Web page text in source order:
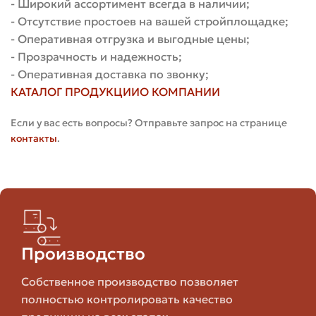
Для поставщика это — гарантия постоянной загрузки
производства, для покупателя — стабильность
поставок и льготные условия.
Основные разделы договора и что в
них писать
Ниже — список ключевых разделов, которые я
формулировки, адаптированный под реальные нужды.
Предмет договора
Здесь указывают точные наименования, марки,
измерения. Чем точнее — тем лучше.
- Широкий ассортимент всегда в наличии;
- Отсутствие простоев на вашей стройплощадке;
- Оперативная отгрузка и выгодные цены;
- Прозрачность и надежность;
- Оперативная доставка по звонку;
КАТАЛОГ ПРОДУКЦИИО КОМПАНИИ
Если у вас есть вопросы? Отправьте запрос на странице
контакты.
Производство
Собственное производство позволяет
полностью контролировать качество